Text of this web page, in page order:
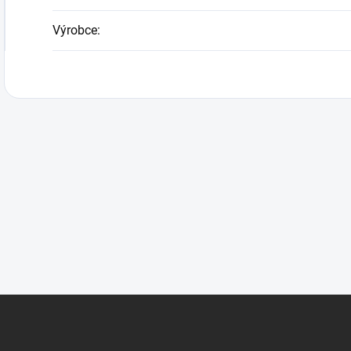
Výrobce: